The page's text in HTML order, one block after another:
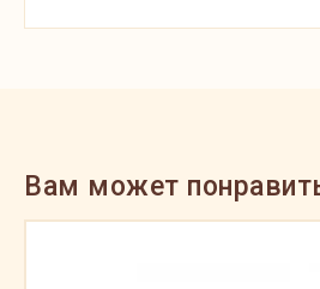
Вам может